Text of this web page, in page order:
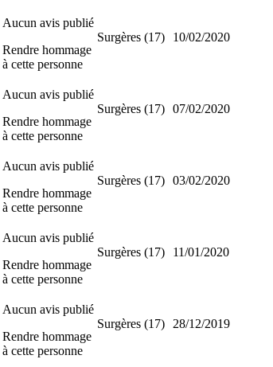
Aucun avis publié
Rendre hommage
à cette personne
Surgères (17) 10/02/2020
Aucun avis publié
Rendre hommage
à cette personne
Surgères (17) 07/02/2020
Aucun avis publié
Rendre hommage
à cette personne
Surgères (17) 03/02/2020
Aucun avis publié
Rendre hommage
à cette personne
Surgères (17) 11/01/2020
Aucun avis publié
Rendre hommage
à cette personne
Surgères (17) 28/12/2019